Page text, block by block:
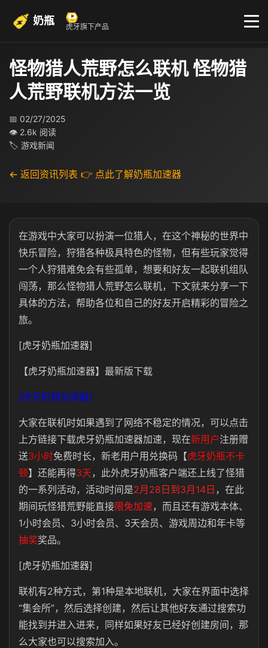
奶瓶 虎牙旗下产品
怪物猎人荒野怎么联机 怪物猎
人荒野联机方法一览
📅 02/27/2025
👁 2.6k 阅读
🏷 游戏新闻
← 返回资讯列表 👉 点此了解奶瓶加速器
在游戏中大家可以扮演一位猎人，在这个神秘的世界中
快乐冒险，狩猎各种极具特色的怪物，但有些玩家觉得
一个人狩猎难免会有些孤单，想要和好友一起联机组队
闯荡，那么怪物猎人荒野怎么联机，下文就来分享一下
具体的方法，帮助各位和自己的好友开启精彩的冒险之
旅。
[虎牙奶瓶加速器]
【虎牙奶瓶加速器】最新版下载
[虎牙奶瓶加速器]
大家在联机时如果遇到了网络不稳定的情况，可以点击
上方链接下载虎牙奶瓶加速器加速，现在新用户注册赠
送3小时免费时长，新老用户用兑换码【虎牙奶瓶不卡
顿】还能再得3天 ，此外虎牙奶瓶客户端还上线了怪猎
的一系列活动，活动时间是2月28日到3月14日 ，在此
期间玩怪猎荒野能直接限免加速，而且还有游戏本体、
1小时会员、3小时会员、3天会员、游戏周边和年卡等
抽奖奖品。
[虎牙奶瓶加速器]
联机有2种方式，第1种是本地联机，大家在界面中选择
“集会所”，然后选择创建，然后让其他好友通过搜索功
能找到并进入进来，同样如果好友已经好创建房间，那
么大家也可以搜索加入。